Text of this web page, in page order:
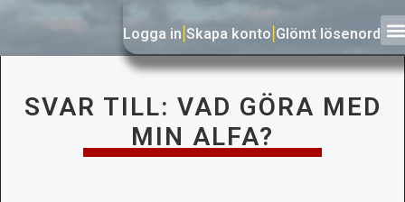
Logga in Skapa konto Glömt lösenord
SVAR TILL: VAD GÖRA MED
MIN ALFA?